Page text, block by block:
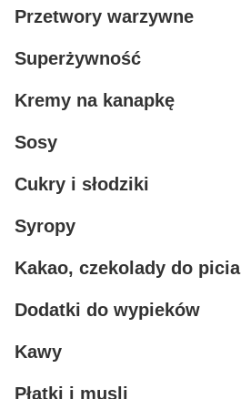
Przetwory warzywne
Superżywność
Kremy na kanapkę
Sosy
Cukry i słodziki
Syropy
Kakao, czekolady do picia
Dodatki do wypieków
Kawy
Płatki i musli